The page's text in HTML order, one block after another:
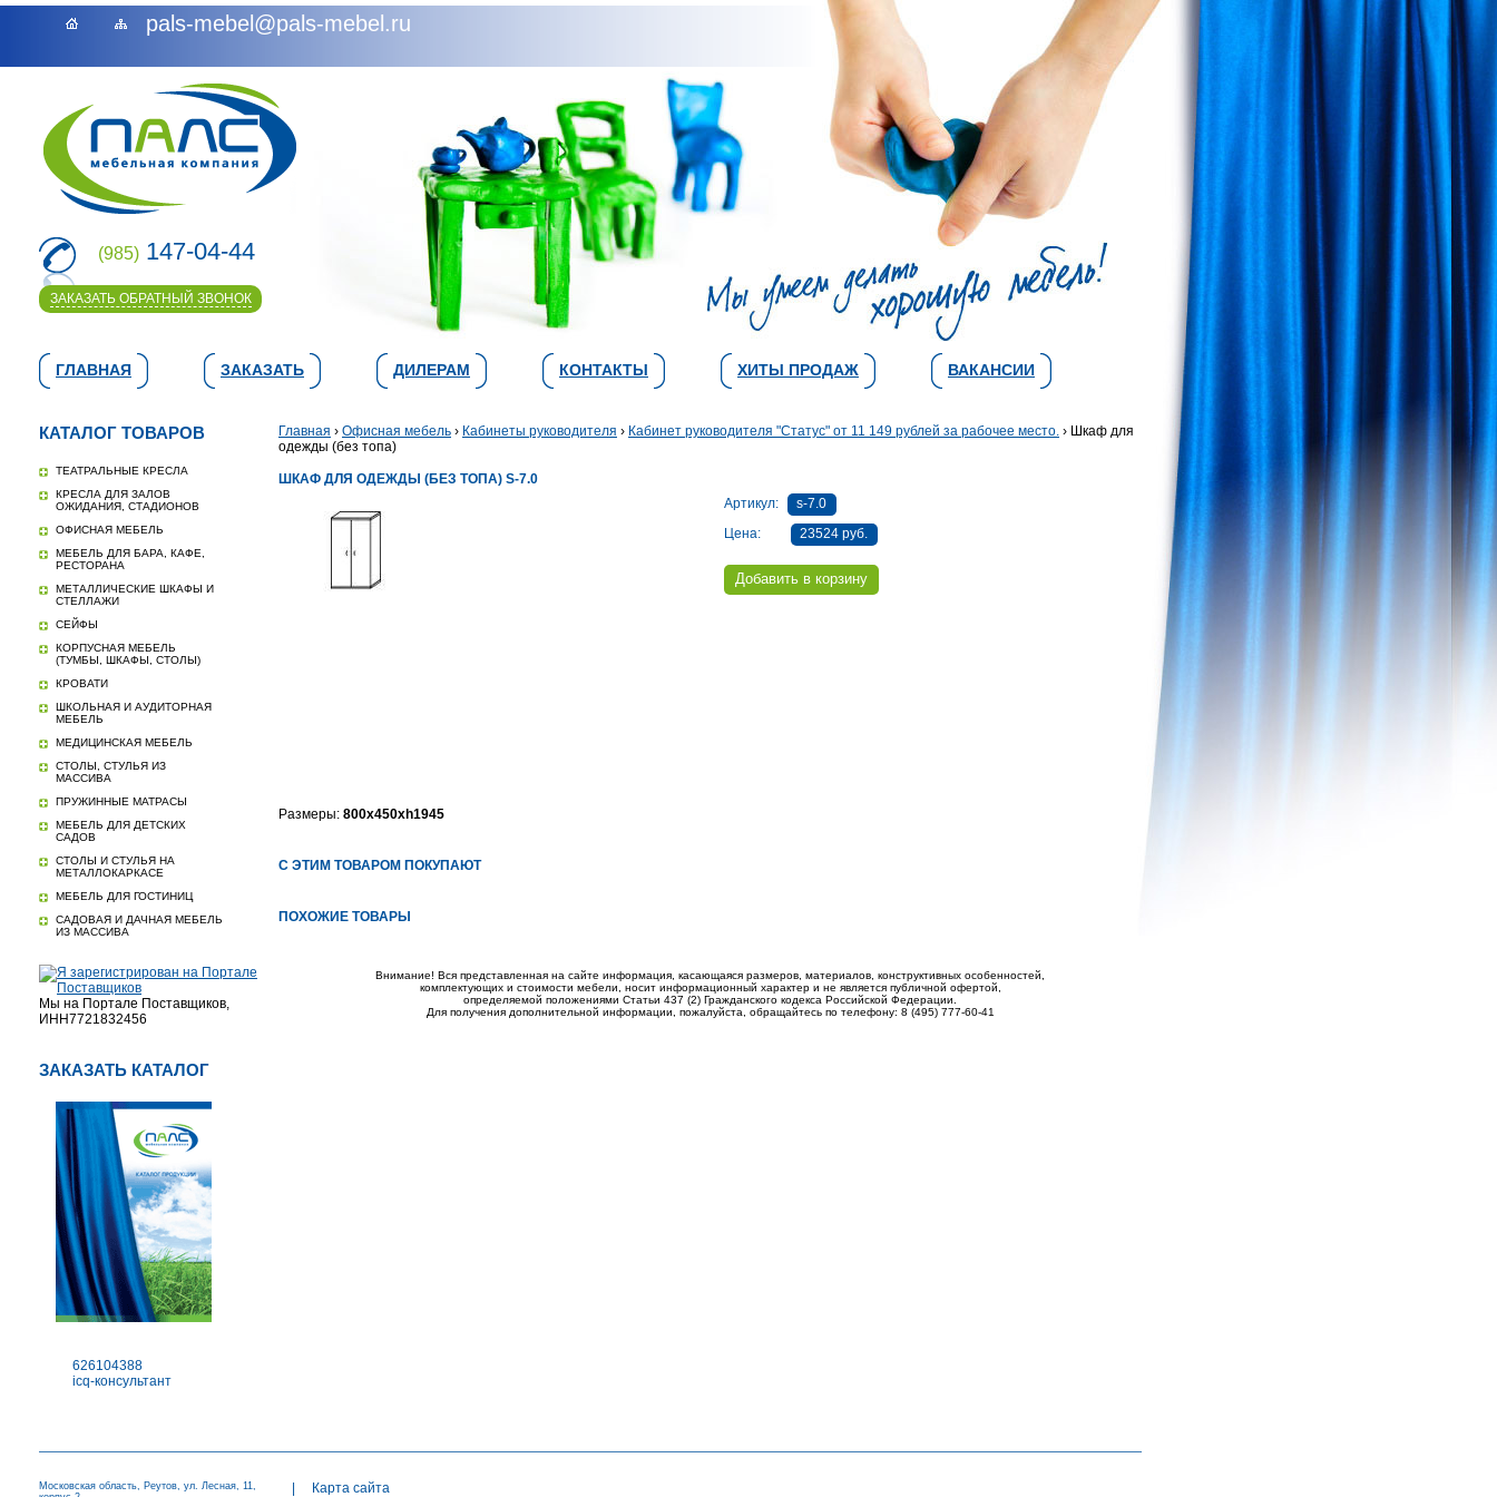
pals-mebel@pals-mebel.ru
(985) 147-04-44
ЗАКАЗАТЬ ОБРАТНЫЙ ЗВОНОК
ГЛАВНАЯ ЗАКАЗАТЬ ДИЛЕРАМ КОНТАКТЫ ХИТЫ ПРОДАЖ ВАКАНСИИ
КАТАЛОГ ТОВАРОВ
ТЕАТРАЛЬНЫЕ КРЕСЛА
КРЕСЛА ДЛЯ ЗАЛОВ
ОЖИДАНИЯ, СТАДИОНОВ
ОФИСНАЯ МЕБЕЛЬ
МЕБЕЛЬ ДЛЯ БАРА, КАФЕ,
РЕСТОРАНА
МЕТАЛЛИЧЕСКИЕ ШКАФЫ И
СТЕЛЛАЖИ
СЕЙФЫ
КОРПУСНАЯ МЕБЕЛЬ
(ТУМБЫ, ШКАФЫ, СТОЛЫ)
КРОВАТИ
ШКОЛЬНАЯ И АУДИТОРНАЯ
МЕБЕЛЬ
МЕДИЦИНСКАЯ МЕБЕЛЬ
СТОЛЫ, СТУЛЬЯ ИЗ
МАССИВА
ПРУЖИННЫЕ МАТРАСЫ
МЕБЕЛЬ ДЛЯ ДЕТСКИХ
САДОВ
СТОЛЫ И СТУЛЬЯ НА
МЕТАЛЛОКАРКАСЕ
МЕБЕЛЬ ДЛЯ ГОСТИНИЦ
САДОВАЯ И ДАЧНАЯ МЕБЕЛЬ
ИЗ МАССИВА
Мы на Портале Поставщиков,
ИНН7721832456
ЗАКАЗАТЬ КАТАЛОГ
626104388
icq-консультант
Главная › Офисная мебель › Кабинеты руководителя › Кабинет руководителя "Статус" от 11 149 рублей за рабочее место. › Шкаф для
одежды (без топа)
ШКАФ ДЛЯ ОДЕЖДЫ (БЕЗ ТОПА) S-7.0
Артикул:
s-7.0
Цена:
23524 руб.
Размеры: 800х450хh1945
С ЭТИМ ТОВАРОМ ПОКУПАЮТ
ПОХОЖИЕ ТОВАРЫ
Внимание! Вся представленная на сайте информация, касающаяся размеров, материалов, конструктивных особенностей,
комплектующих и стоимости мебели, носит информационный характер и не является публичной офертой,
определяемой положениями Статьи 437 (2) Гражданского кодекса Российской Федерации.
Для получения дополнительной информации, пожалуйста, обращайтесь по телефону: 8 (495) 777-60-41
Московская область, Реутов, ул. Лесная, 11,
Карта сайта